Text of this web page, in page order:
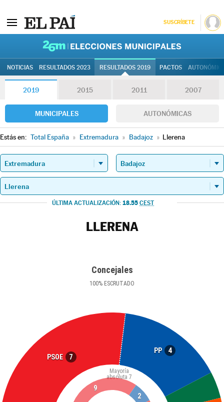
SUSCRÍBETE
NOTICIAS RESULTADOS 2023 RESULTADOS 2019 PACTOS
2019 2015 2011 2007
MUNICIPALES AUTONÓMICAS
Estás en: Total España » Extremadura » Badajoz » Llerena
ÚLTIMA ACTUALIZACIÓN: 18.55 CEST
LLERENA
Concejales
100% ESCRUTADO
PSOE 7
PP 4
Mayoría
absoluta 7
9
2